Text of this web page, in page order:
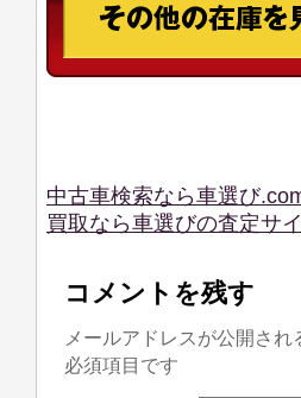
中古車検索なら車選び
買取なら車選びの査定サ
コメントを残す
メールアドレスが公開さ
必須項目です